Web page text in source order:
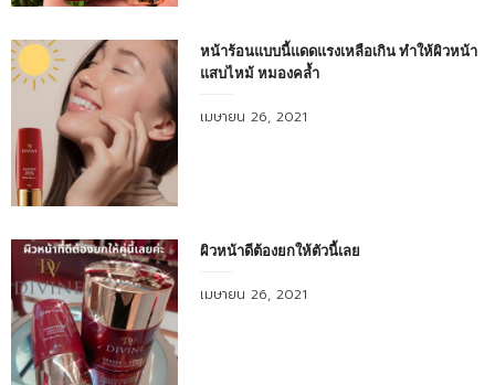
หน้าร้อนแบบนี้แดดแรงเหลือเกิน ทำให้ผิวหน้า
แสบไหม้ หมองคล้ำ
Posted
เมษายน 26, 2021
ผิวหน้าดีต้องยกให้ตัวนี้เลย
Posted
เมษายน 26, 2021